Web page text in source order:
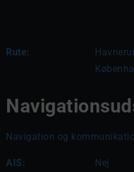
Rute:
Navigation og
AIS: Nej